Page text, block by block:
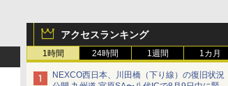
アクセスランキング
1時間 24時間 1週間 1カ月
NEXCO西日本、川田橋（下り線）の復旧状況